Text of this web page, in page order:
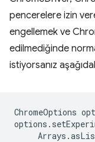
pencerelere izin
engellemek ve
edilmediğinde
istiyorsanız
ChromeOptions
options .
Arrays .